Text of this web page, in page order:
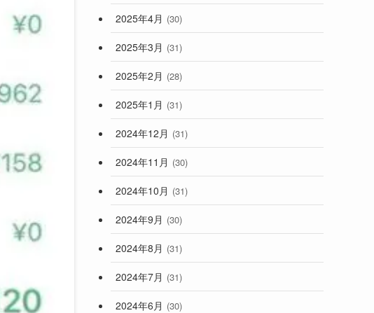
2025年4月 (30)
2025年3月 (31)
2025年2月 (28)
2025年1月 (31)
2024年12月 (31)
2024年11月 (30)
2024年10月 (31)
2024年9月 (30)
2024年8月 (31)
2024年7月 (31)
2024年6月 (30)